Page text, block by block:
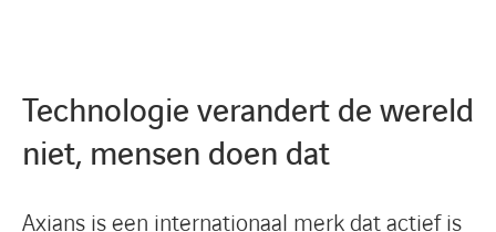
Technologie verandert de wereld
niet, mensen doen dat
Axians is een internationaal merk dat actief is